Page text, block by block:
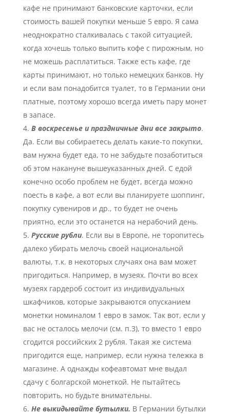
кафе не принимают банковские карточки, если
стоимость вашей покупки меньше 5 евро. Я сама
неоднократно сталкивалась с такой ситуацией,
когда хочешь только выпить кофе с пирожным, но
не можешь расплатиться. Также есть кафе, где
карты принимают, но только немецких банков. Ну
и если вам понадобится туалет, то в Германии они
платные, поэтому хорошо всегда иметь пару монет
в запасе.
В воскресенье и праздничные дни все закрыто.
Да. Если вы собираетесь делать какие-то покупки,
вам нужна будет еда, то не забудьте позаботиться
об этом накануне вышеуказанных дней. С едой
конечно особо проблем не будет, всегда можно
поесть в кафе, а вот если вы планируете шоппинг,
покупку сувениров и др., то будет не очень
приятно, если это останется на нерабочий день.
Русские рубли. Если вы в Европе, не торопитесь
далеко убирать мелочь своей национальной
валюты, т.к. в некоторых случаях она вам может
пригодиться. Например, в музеях. Почти во всех
музеях гардероб состоит из индивидуальных
шкафчиков, которые закрываются опусканием
монетки номиналом 1 евро в замок. Так вот, если у
вас не осталось мелочи (см. п.3), то вместо 1 евро
сгодится российских 2 рубля. Такая же система
пригодится еще, например, если нужна тележка в
магазине. А однажды кофеавтомат мне выдал
сдачу с болгарской монеткой. Не пытайтесь
повторить, но будьте внимательны.
Не выкидывайте бутылки. В Германии бутылки